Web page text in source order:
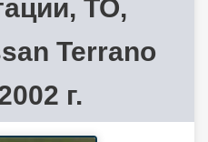
ТО,
Terrano
г.